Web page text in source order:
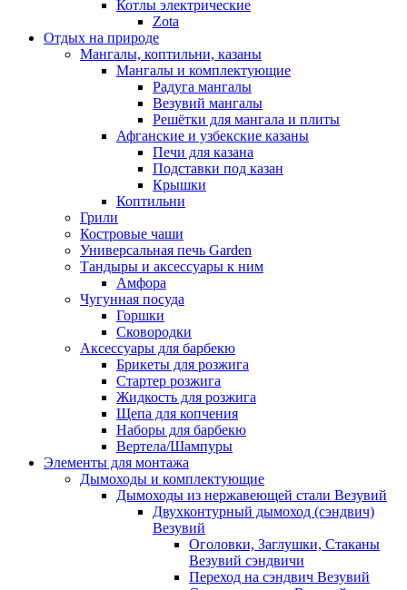
Котлы электрические
Zota
Отдых на природе
Мангалы, коптильни, казаны
Мангалы и комплектующие
Радуга мангалы
Везувий мангалы
Решётки для мангала и плиты
Афганские и узбекские казаны
Печи для казана
Подставки под казан
Крышки
Коптильни
Грили
Костровые чаши
Универсальная печь Garden
Тандыры и аксессуары к ним
Амфора
Чугунная посуда
Горшки
Сковородки
Аксессуары для барбекю
Брикеты для розжига
Стартер розжига
Жидкость для розжига
Щепа для копчения
Наборы для барбекю
Вертела/Шампуры
Элементы для монтажа
Дымоходы и комплектующие
Дымоходы из нержавеющей стали Везувий
Двухконтурный дымоход (сэндвич)
Везувий
Оголовки, Заглушки, Стаканы
Везувий сэндвичи
Переход на сэндвич Везувий